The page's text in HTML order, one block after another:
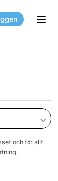
keyboard_arrow_down
och för allt